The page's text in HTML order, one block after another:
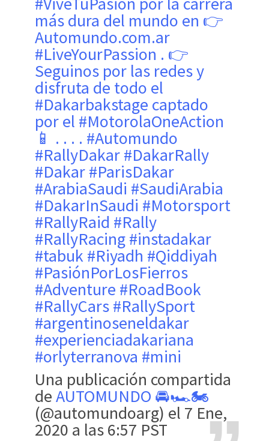
más dura del mundo en 👉
Automundo.com.ar
#LiveYourPassion . 👉
Seguinos por las redes y
disfruta de todo el
#Dakarbakstage captado
por el #MotorolaOneAction
📱 . . . . #Automundo
#RallyDakar #DakarRally
#Dakar #ParisDakar
#ArabiaSaudi #SaudiArabia
#DakarInSaudi #Motorsport
#RallyRaid #Rally
#RallyRacing #instadakar
#tabuk #Riyadh #Qiddiyah
#PasiónPorLosFierros
#Adventure #RoadBook
#RallyCars #RallySport
#argentinoseneldakar
#experienciadakariana
#orlyterranova #mini
Una publicación compartida
deAUTOMUNDO 🚘🏎️🏍️
(@automundoarg) el 7 Ene,
2020 a las 6:57 PST